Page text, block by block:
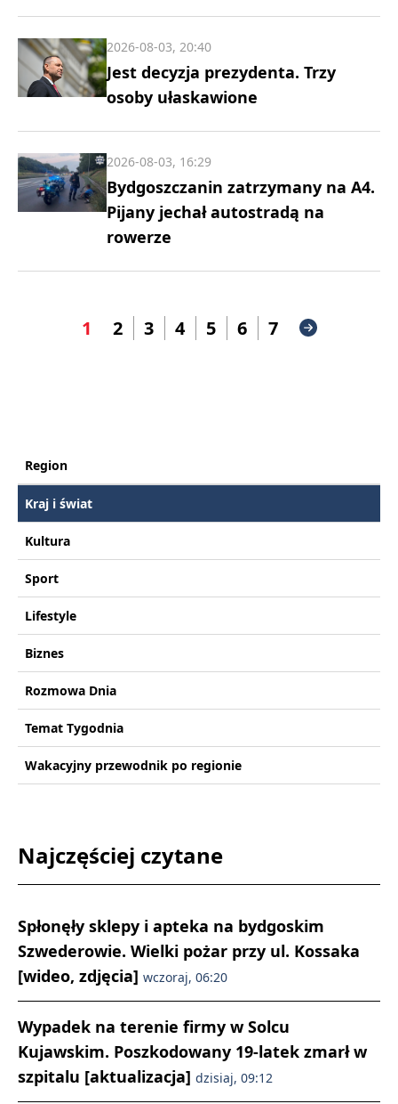
Jest decyzja prezydenta. Trzy
osoby ułaskawione
2026-08-03, 20:40
Bydgoszczanin zatrzymany na A4.
Pijany jechał autostradą na
rowerze
2026-08-03, 16:29
1 2 3 4 5 6 7
Region
Kraj i świat
Kultura
Sport
Lifestyle
Biznes
Rozmowa Dnia
Temat Tygodnia
Wakacyjny przewodnik po regionie
Najczęściej czytane
Spłonęły sklepy i apteka na bydgoskim
Szwederowie. Wielki pożar przy ul. Kossaka
[wideo, zdjęcia] wczoraj, 06:20
Wypadek na terenie firmy w Solcu
Kujawskim. Poszkodowany 19-latek zmarł w
szpitalu [aktualizacja] dzisiaj, 09:12